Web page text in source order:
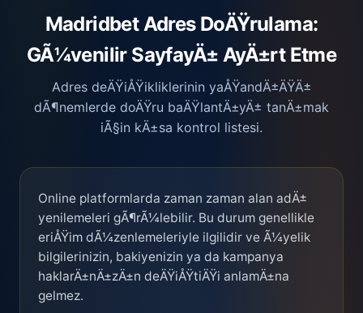
Madridbet Adres DoÄŸrulama:
GÃ¼venilir SayfayÄ± AyÄ±rt Etme
Adres deÄŸiÅŸikliklerinin yaÅŸandÄ±ÄŸÄ±
dÃ¶nemlerde doÄŸru baÄŸlantÄ±yÄ± tanÄ±mak
iÃ§in kÄ±sa kontrol listesi.
Online platformlarda zaman zaman alan adÄ±
yenilemeleri gÃ¶rÃ¼lebilir. Bu durum genellikle
eriÅŸim dÃ¼zenlemeleriyle ilgilidir ve Ã¼yelik
bilgilerinizin, bakiyenizin ya da kampanya
haklarÄ±nÄ±zÄ±n deÄŸiÅŸtiÄŸi anlamÄ±na
gelmez.